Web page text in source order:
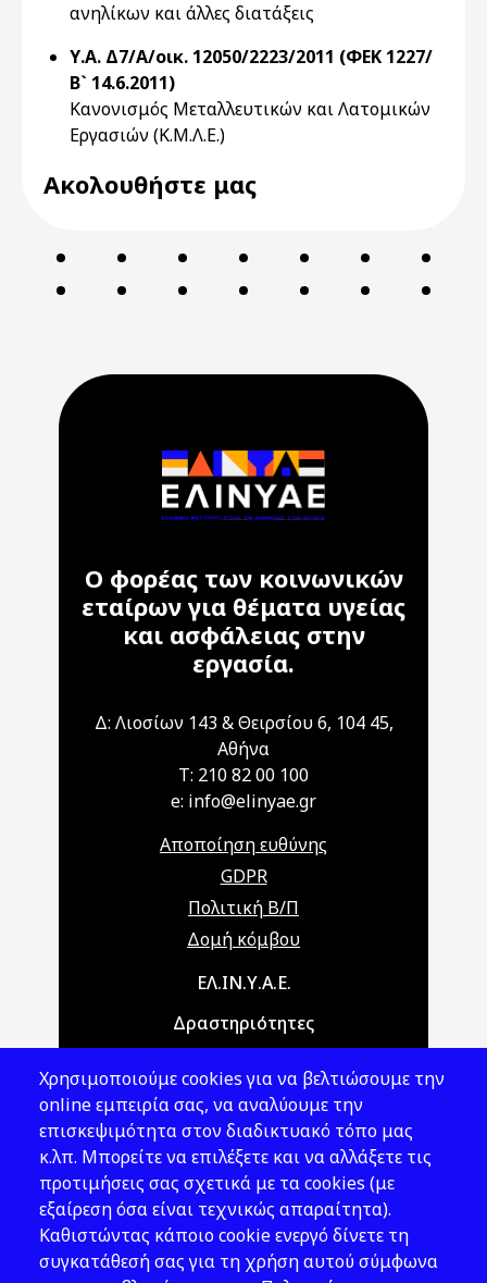
ανηλίκων και άλλες διατάξεις
Υ.Α. Δ7/Α/οικ. 12050/2223/2011 (ΦΕΚ 1227/
Β` 14.6.2011)
Κανονισμός Μεταλλευτικών και Λατομικών
Εργασιών (Κ.Μ.Λ.Ε.)
Ακολουθήστε μας
Ο φορέας των κοινωνικών
εταίρων για θέματα υγείας
και ασφάλειας στην
εργασία.
Δ: Λιοσίων 143 & Θειρσίου 6, 104 45,
Αθήνα
T: 210 82 00 100
e: info@elinyae.gr
Αποποίηση ευθύνης
GDPR
Πολιτική Β/Π
Δομή κόμβου
Main navigationΕΛ.ΙΝ.Υ.Α.Ε.
Δραστηριότητες
Νομοθεσία
Εκδόσεις
Νέα - Εκδηλώσεις
Ακολουθήστε μας
Χρησιμοποιούμε cookies για να βελτιώσουμε την
online εμπειρία σας, να αναλύουμε την
επισκεψιμότητα στον διαδικτυακό τόπο μας
κ.λπ. Μπορείτε να επιλέξετε και να αλλάξετε τις
προτιμήσεις σας σχετικά με τα cookies (με
εξαίρεση όσα είναι τεχνικώς απαραίτητα).
Καθιστώντας κάποιο cookie ενεργό δίνετε τη
συγκατάθεσή σας για τη χρήση αυτού σύμφωνα